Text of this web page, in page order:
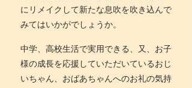
にリメイクして新たな息吹を吹き込んで
みてはいかがでしょうか。
中学、高校生活で実用できる、又、お子
様の成長を応援していただいているおじ
いちゃん、おばあちゃんへのお礼の気持